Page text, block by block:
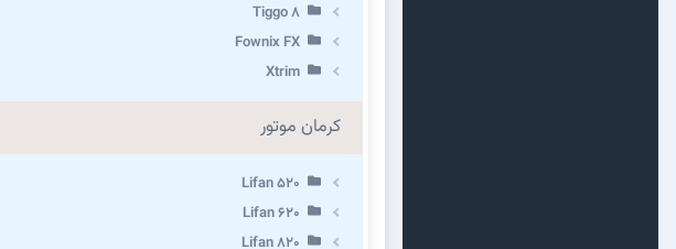
Tiggo 8
Fownix FX
Xtrim
کرمان موتور
Lifan 520
Lifan 620
Lifan 820